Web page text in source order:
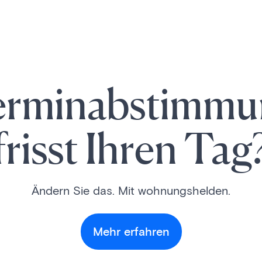
Ihren
Ändern Sie das. Mit wohnungshelden.
Mehr erfahren